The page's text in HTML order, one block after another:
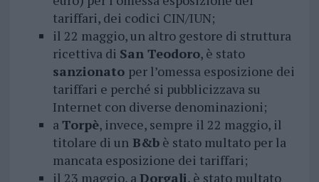
tariffari, dei codici CIN/IUN;
il 22 maggio, un altro gestore di struttura
ricettiva di San Teodoro, è stato
sanzionato per l’omessa esposizione dei
tariffari e perché si pubblicizzava su
Internet con diverse denominazioni;
aTorpè, invece, sempre il 22 maggio, il
titolare di unB&bè stato multato per la
mancata esposizione dei tariffari;
il 23 maggio, aDorgali, è stato multato